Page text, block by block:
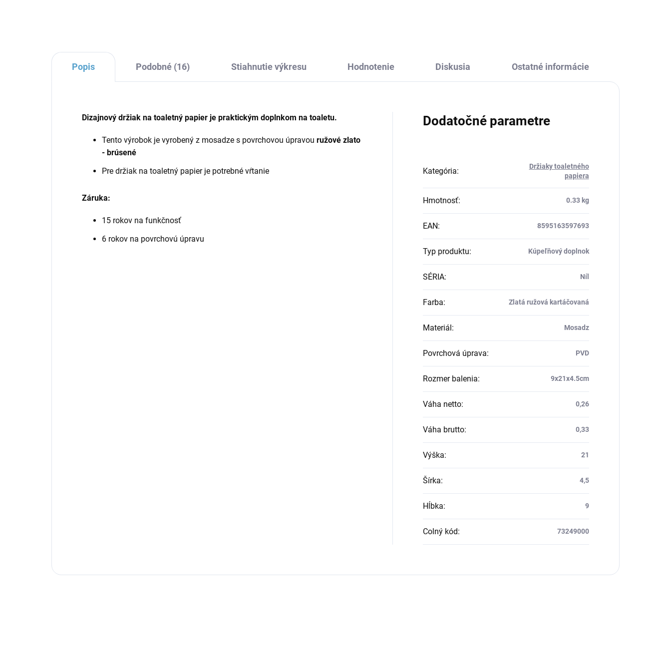
Popis Podobné (16) Stiahnutie výkresu Hodnotenie Diskusia Ostatné informácie
Dizajnový držiak na toaletný papier je praktickým doplnkom na toaletu.
Tento výrobok je vyrobený z mosadze s povrchovou úpravou ružové zlato
- brúsené
Pre držiak na toaletný papier je potrebné vŕtanie
Záruka:
15 rokov na funkčnosť
6 rokov na povrchovú úpravu
Dodatočné parametre
Kategória:
Držiaky toaletného
papiera
Hmotnosť: 0.33 kg
EAN: 8595163597693
Typ produktu: Kúpeľňový doplnok
SÉRIA: Níl
Farba: Zlatá ružová kartáčovaná
Materiál : Mosadz
Povrchová úprava: PVD
Rozmer balenia: 9x21x4.5cm
Váha netto: 0,26
Váha brutto: 0,33
Výška: 21
Šírka: 4,5
Hĺbka: 9
Colný kód: 73249000